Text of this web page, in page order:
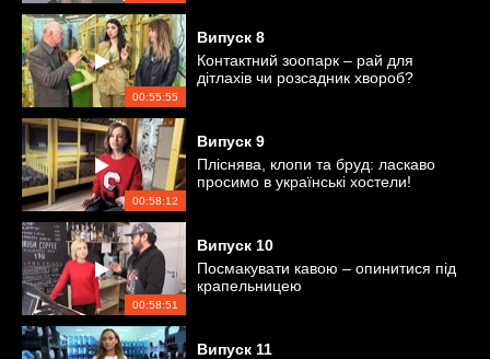
00:55:55
Випуск 8
Контактний зоопарк – рай для
дітлахів чи розсадник хвороб?
00:58:12
Випуск 9
Пліснява, клопи та бруд: ласкаво
просимо в українські хостели!
00:58:51
Випуск 10
Посмакувати кавою – опинитися під
крапельницею
Випуск 11